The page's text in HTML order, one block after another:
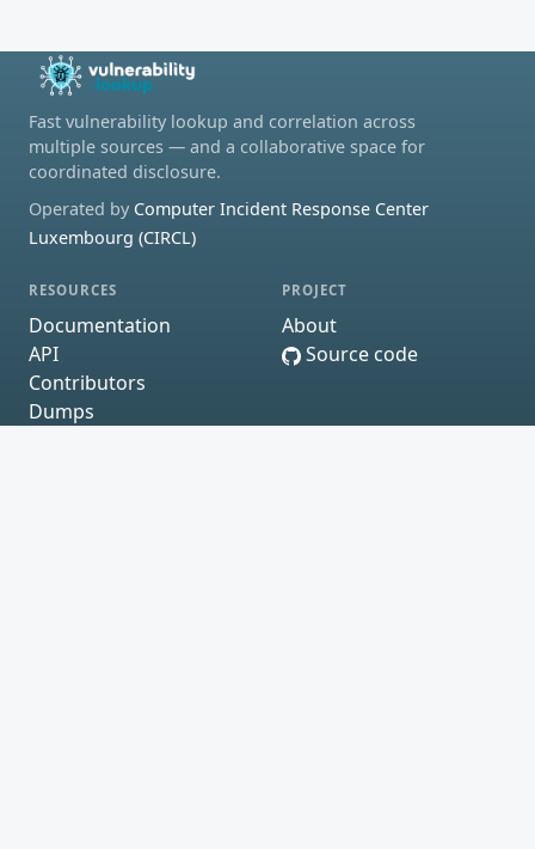
Fast vulnerability lookup and correlation across
multiple sources — and a collaborative space for
coordinated disclosure.
Operated by Computer Incident Response Center
Luxembourg (CIRCL)
RESOURCES
Documentation
API
Contributors
Dumps
PROJECT
About
Source code